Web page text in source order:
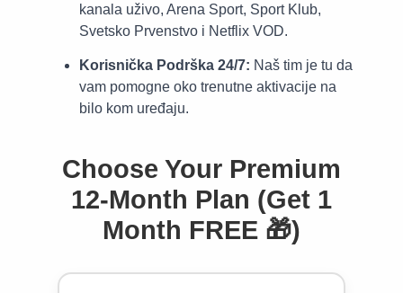
kanala uživo, Arena Sport, Sport Klub,
Svetsko Prvenstvo i Netflix VOD.
Korisnička Podrška 24/7: Naš tim je tu da
vam pomogne oko trenutne aktivacije na
bilo kom uređaju.
Choose Your Premium
12-Month Plan (Get 1
Month FREE 🎁)